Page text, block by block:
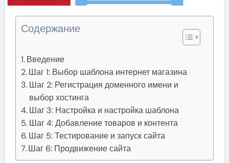
Содержание
Введение
Шаг 1: Выбор шаблона интернет магазина
Шаг 2: Регистрация доменного имени и
выбор хостинга
Шаг 3: Настройка и настройка шаблона
Шаг 4: Добавление товаров и контента
Шаг 5: Тестирование и запуск сайта
Шаг 6: Продвижение сайта